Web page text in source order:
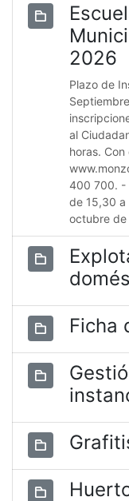
2026
Plazo de
al
horas.
400 700. -
de 15,30 a
octubre de
Ficha